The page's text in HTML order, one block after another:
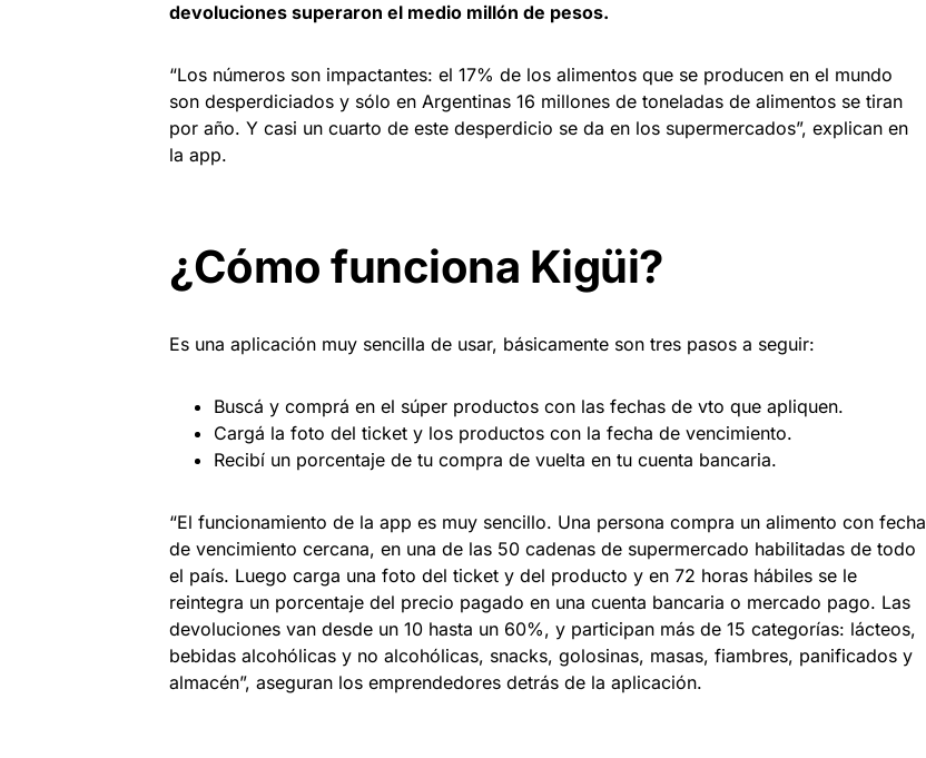
devoluciones superaron el medio millón de pesos.
“Los números son impactantes: el 17% de los alimentos que se producen en el mundo
son desperdiciados y sólo en Argentinas 16 millones de toneladas de alimentos se tiran
por año. Y casi un cuarto de este desperdicio se da en los supermercados”, explican en
la app.
¿Cómo funciona Kigüi?
Es una aplicación muy sencilla de usar, básicamente son tres pasos a seguir:
Buscá y comprá en el súper productos con las fechas de vto que apliquen.
Cargá la foto del ticket y los productos con la fecha de vencimiento.
Recibí un porcentaje de tu compra de vuelta en tu cuenta bancaria.
“El funcionamiento de la app es muy sencillo. Una persona compra un alimento con fecha
de vencimiento cercana, en una de las 50 cadenas de supermercado habilitadas de todo
el país. Luego carga una foto del ticket y del producto y en 72 horas hábiles se le
reintegra un porcentaje del precio pagado en una cuenta bancaria o mercado pago. Las
devoluciones van desde un 10 hasta un 60%, y participan más de 15 categorías: lácteos,
bebidas alcohólicas y no alcohólicas, snacks, golosinas, masas, fiambres, panificados y
almacén”, aseguran los emprendedores detrás de la aplicación.